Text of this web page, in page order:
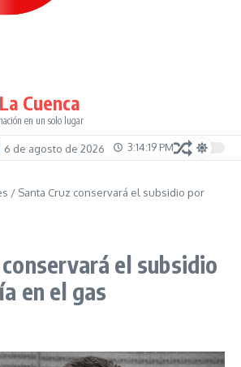
Cuenca
en un solo lugar
6 de agosto de 2026 3:14:19 PM
/ Santa Cruz conservará el subsidio por
el subsidio
en el gas